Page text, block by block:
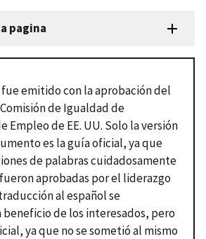
pagina
emitido con la aprobación del
de Igualdad de
Empleo de EE. UU. Solo la versión
es la guía oficial, ya que
de palabras cuidadosamente
aprobadas por el liderazgo
al español se
de los interesados, pero
ya que no se sometió al mismo